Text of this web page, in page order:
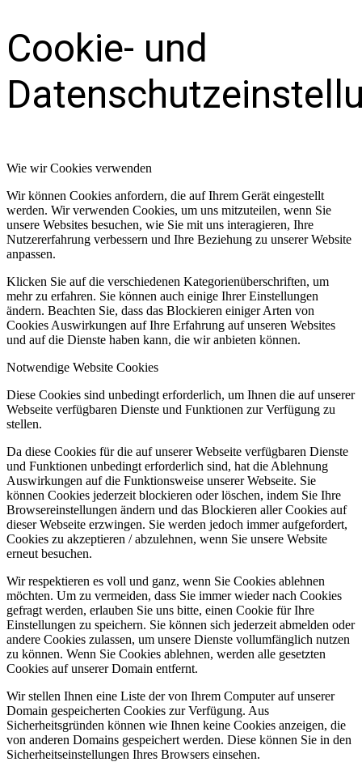
Cookie- und
Wie wir Cookies verwenden
Wir können Cookies anfordern, die auf Ihrem Gerät eingestellt
werden. Wir verwenden Cookies, um uns mitzuteilen, wenn Sie
unsere Websites besuchen, wie Sie mit uns interagieren, Ihre
Nutzererfahrung verbessern und Ihre Beziehung zu unserer Website
anpassen.
Klicken Sie auf die verschiedenen Kategorienüberschriften, um
mehr zu erfahren. Sie können auch einige Ihrer Einstellungen
ändern. Beachten Sie, dass das Blockieren einiger Arten von
Cookies Auswirkungen auf Ihre Erfahrung auf unseren Websites
und auf die Dienste haben kann, die wir anbieten können.
Notwendige Website Cookies
Diese Cookies sind unbedingt erforderlich, um Ihnen die auf unserer
Webseite verfügbaren Dienste und Funktionen zur Verfügung zu
stellen.
Da diese Cookies für die auf unserer Webseite verfügbaren Dienste
und Funktionen unbedingt erforderlich sind, hat die Ablehnung
Auswirkungen auf die Funktionsweise unserer Webseite. Sie
können Cookies jederzeit blockieren oder löschen, indem Sie Ihre
Browsereinstellungen ändern und das Blockieren aller Cookies auf
dieser Webseite erzwingen. Sie werden jedoch immer aufgefordert,
Cookies zu akzeptieren / abzulehnen, wenn Sie unsere Website
erneut besuchen.
Wir respektieren es voll und ganz, wenn Sie Cookies ablehnen
möchten. Um zu vermeiden, dass Sie immer wieder nach Cookies
gefragt werden, erlauben Sie uns bitte, einen Cookie für Ihre
Einstellungen zu speichern. Sie können sich jederzeit abmelden oder
andere Cookies zulassen, um unsere Dienste vollumfänglich nutzen
zu können. Wenn Sie Cookies ablehnen, werden alle gesetzten
Cookies auf unserer Domain entfernt.
Wir stellen Ihnen eine Liste der von Ihrem Computer auf unserer
Domain gespeicherten Cookies zur Verfügung. Aus
Sicherheitsgründen können wie Ihnen keine Cookies anzeigen, die
von anderen Domains gespeichert werden. Diese können Sie in den
Sicherheitseinstellungen Ihres Browsers einsehen.